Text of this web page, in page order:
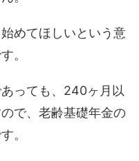
めてほしいという意
。
っても、240ヶ月以
で、老齢基礎年金の
。